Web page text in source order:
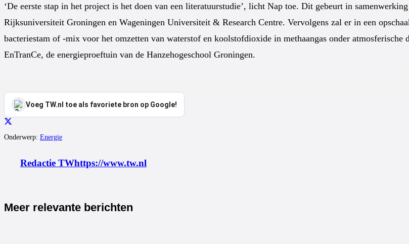
‘De eerste stap in het project is het doen van een literatuurstudie’, licht Nap toe. Dit gebeurt in
Rijksuniversiteit Groningen en Wageningen Universiteit & Research Centre. Vervolgens zal er in een
bacteriestam of -mix voor het omzetten van waterstof en koolstofdioxide in methaangas onder
EnTranCe, de energieproeftuin van de Hanzehogeschool Groningen.
Voeg TW.nl toe als favoriete bron op Google!
Onderwerp: Energie
Redactie TWhttps://www.tw.nl
Meer relevante berichten